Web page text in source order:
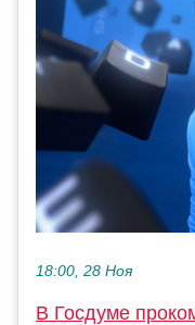
18:00, 28 Ноя
В Госдуме